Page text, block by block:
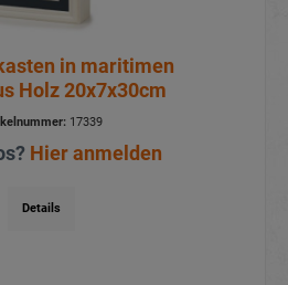
in maritimen
Holz 20x7x30cm
17339
Hier anmelden
Details